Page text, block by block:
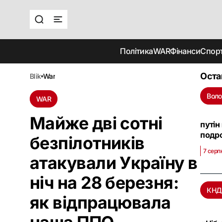
ПолітикаWARФінанси
blik war
WAR
Майже дві сотні
безпілотників
атакували Україну в
ніч на 28 березня:
як відпрацювала
7